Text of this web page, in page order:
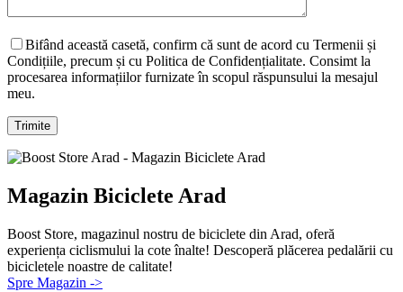
Bifând această casetă, confirm că sunt de acord cu Termenii și
Condițiile, precum și cu Politica de Confidențialitate. Consimt la
procesarea informațiilor furnizate în scopul răspunsului la mesajul
meu.
Magazin Biciclete Arad
Boost Store, magazinul nostru de biciclete din Arad, oferă
experiența ciclismului la cote înalte! Descoperă plăcerea pedalării cu
bicicletele noastre de calitate!
Spre Magazin ->